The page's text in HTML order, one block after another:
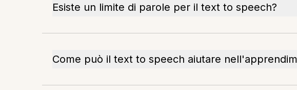
Esiste un limite di parole per il text to speech?
Come può il text to speech aiutare